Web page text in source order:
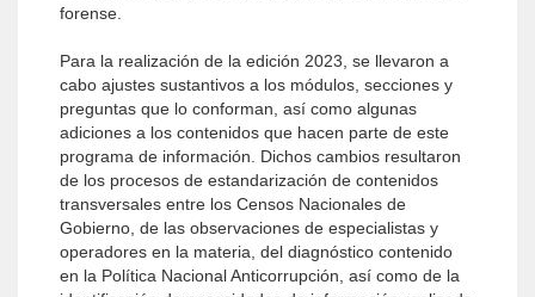
forense.
Para la realización de la edición 2023, se llevaron a
cabo ajustes sustantivos a los módulos, secciones y
preguntas que lo conforman, así como algunas
adiciones a los contenidos que hacen parte de este
programa de información. Dichos cambios resultaron
de los procesos de estandarización de contenidos
transversales entre los Censos Nacionales de
Gobierno, de las observaciones de especialistas y
operadores en la materia, del diagnóstico contenido
en la Política Nacional Anticorrupción, así como de la